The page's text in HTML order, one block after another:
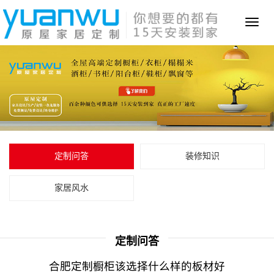
Toggle
定制问答 装修知识
家居风水
定制问答
合肥定制橱柜该选择什么样的板材好